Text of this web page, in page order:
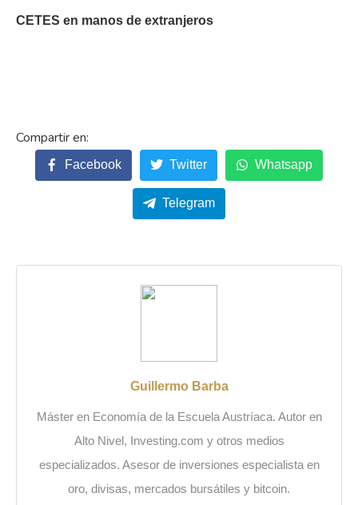
CETES en manos de extranjeros
Facebook Twitter Whatsapp
Telegram
Guillermo Barba
Máster en Economía de la Escuela Austríaca. Autor en
Alto Nivel, Investing.com y otros medios
especializados. Asesor de inversiones especialista en
oro, divisas, mercados bursátiles y bitcoin.